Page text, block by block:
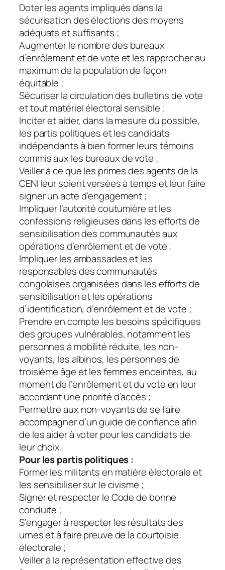
Doter les agents impliqués dans la
sécurisation des élections des moyens
adéquats et suffisants ;
Augmenter le nombre des bureaux
d’enrôlement et de vote et les rapprocher au
maximum de la population de façon
équitable ;
Sécuriser la circulation des bulletins de vote
et tout matériel électoral sensible ;
Inciter et aider, dans la mesure du possible,
les partis politiques et les candidats
indépendants à bien former leurs témoins
commis aux les bureaux de vote ;
Veiller à ce que les primes des agents de la
CENI leur soient versées à temps et leur faire
signer un acte d’engagement ;
Impliquer l’autorité coutumière et les
confessions religieuses dans les efforts de
sensibilisation des communautés aux
opérations d’enrôlement et de vote ;
Impliquer les ambassades et les
responsables des communautés
congolaises organisées dans les efforts de
sensibilisation et les opérations
d’identification, d’enrôlement et de vote ;
Prendre en compte les besoins spécifiques
des groupes vulnérables, notamment les
personnes à mobilité réduite, les non-
voyants, les albinos, les personnes de
troisième âge et les femmes enceintes, au
moment de l’enrôlement et du vote en leur
accordant une priorité d’accès ;
Permettre aux non-voyants de se faire
accompagner d’un guide de confiance afin
de les aider à voter pour les candidats de
leur choix.
Pour les partis politiques :
Former les militants en matière électorale et
les sensibiliser sur le civisme ;
Signer et respecter le Code de bonne
conduite ;
S’engager à respecter les résultats des
urnes et à faire preuve de la courtoisie
électorale ;
Veiller à la représentation effective des